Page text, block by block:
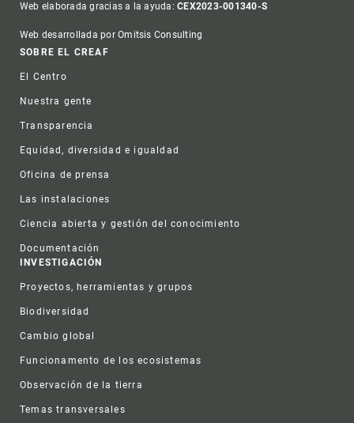
Web elaborada gracias a la ayuda:CEX2023-001340-S
Web desarrollada por Omitsis Consulting
Footer
SOBRE EL CREAF
El Centro
Nuestra gente
Transparencia
Equidad, diversidad e igualdad
Oficina de prensa
Las instalaciones
Ciencia abierta y gestión del conocimiento
Documentación
INVESTIGACIÓN
Proyectos, herramientas y grupos
Biodiversidad
Cambio global
Funcionamento de los ecosistemas
Observación de la tierra
Temas transversales